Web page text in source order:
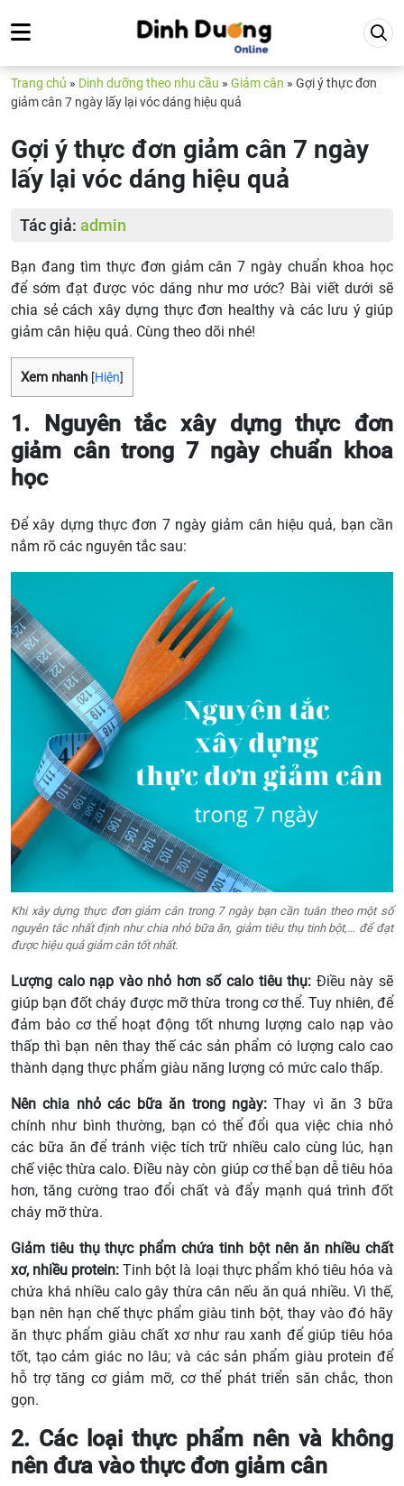
Trang chủ » Dinh dưỡng theo nhu cầu » Giảm cân » Gợi ý thực đơn
giảm cân 7 ngày lấy lại vóc dáng hiệu quả
Gợi ý thực đơn giảm cân 7 ngày
lấy lại vóc dáng hiệu quả
Tác giả: admin
Bạn đang tìm thực đơn giảm cân 7 ngày chuẩn khoa học
để sớm đạt được vóc dáng như mơ ước? Bài viết dưới sẽ
chia sẻ cách xây dựng thực đơn healthy và các lưu ý giúp
giảm cân hiệu quả. Cùng theo dõi nhé!
Xem nhanh [Hiện]
1. Nguyên tắc xây dựng thực đơn
giảm cân trong 7 ngày chuẩn khoa
học
Để xây dựng thực đơn 7 ngày giảm cân hiệu quả, bạn cần
nắm rõ các nguyên tắc sau:
Khi xây dựng thực đơn giảm cân trong 7 ngày bạn cần tuân theo một số
nguyên tắc nhất định như chia nhỏ bữa ăn, giảm tiêu thụ tinh bột,… để đạt
được hiệu quả giảm cân tốt nhất.
Lượng calo nạp vào nhỏ hơn số calo tiêu thụ: Điều này sẽ
giúp bạn đốt cháy được mỡ thừa trong cơ thể. Tuy nhiên, để
đảm bảo cơ thể hoạt động tốt nhưng lượng calo nạp vào
thấp thì bạn nên thay thế các sản phẩm có lượng calo cao
thành dạng thực phẩm giàu năng lượng có mức calo thấp.
Nên chia nhỏ các bữa ăn trong ngày:Thay vì ăn 3 bữa
chính như bình thường, bạn có thể đổi qua việc chia nhỏ
các bữa ăn để tránh việc tích trữ nhiều calo cùng lúc, hạn
chế việc thừa calo. Điều này còn giúp cơ thể bạn dễ tiêu hóa
hơn, tăng cường trao đổi chất và đẩy mạnh quá trình đốt
cháy mỡ thừa.
Giảm tiêu thụ thực phẩm chứa tinh bột nên ăn nhiều chất
xơ, nhiều protein: Tinh bột là loại thực phẩm khó tiêu hóa và
chứa khá nhiều calo gây thừa cân nếu ăn quá nhiều. Vì thế,
bạn nên hạn chế thực phẩm giàu tinh bột, thay vào đó hãy
ăn thực phẩm giàu chất xơ như rau xanh để giúp tiêu hóa
tốt, tạo cảm giác no lâu; và các sản phẩm giàu protein để
hỗ trợ tăng cơ giảm mỡ, cơ thể phát triển săn chắc, thon
gọn.
2. Các loại thực phẩm nên và không
nên đưa vào thực đơn giảm cân